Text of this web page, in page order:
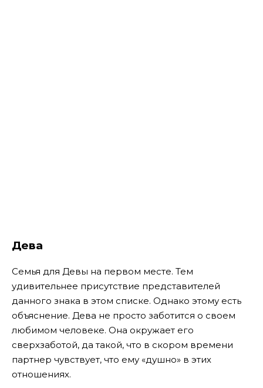
Дева
Семья для Девы на первом месте. Тем
удивительнее присутствие представителей
данного знака в этом списке. Однако этому есть
объяснение. Дева не просто заботится о своем
любимом человеке. Она окружает его
сверхзаботой, да такой, что в скором времени
партнер чувствует, что ему «душно» в этих
отношениях.